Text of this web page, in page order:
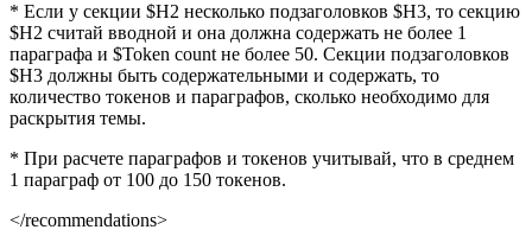
* Если у секции $H2 несколько подзаголовков $H3, то секцию
$H2 считай вводной и она должна содержать не более 1
параграфа и $Token count не более 50. Секции подзаголовков
$H3 должны быть содержательными и содержать, то
количество токенов и параграфов, сколько необходимо для
раскрытия темы.
* При расчете параграфов и токенов учитывай, что в среднем
1 параграф от 100 до 150 токенов.
</recommendations>